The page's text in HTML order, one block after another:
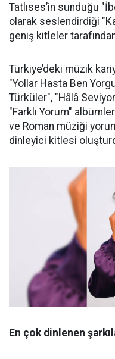
Tatlıses’in sunduğu
olarak seslendirdiği
geniş kitleler tarafından
Türkiye’deki müzik
"Yollar Hasta Ben
Türküler", "Hâlâ
"Farklı Yorum"
ve Roman müziği
dinleyici kitlesi
En çok dinlenen